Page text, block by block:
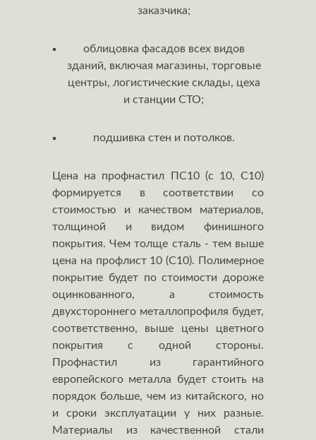
заказчика;
облицовка фасадов всех видов
зданий, включая магазины, торговые
центры, логистические склады, цеха
и станции СТО;
подшивка стен и потолков.
Цена на профнастил ПС10 (c 10, С10)
формируется в соответствии со
стоимостью и качеством материалов,
толщиной и видом финишного
покрытия. Чем толще сталь - тем выше
цена на профлист 10 (С10). Полимерное
покрытие будет по стоимости дороже
оцинкованного, а стоимость
двухстороннего металлопрофиля будет,
соответственно, выше цены цветного
покрытия с одной стороны.
Профнастил из гарантийного
европейского металла будет стоить на
порядок больше, чем из китайского, но
и сроки эксплуатации у них разные.
Материалы из качественной стали